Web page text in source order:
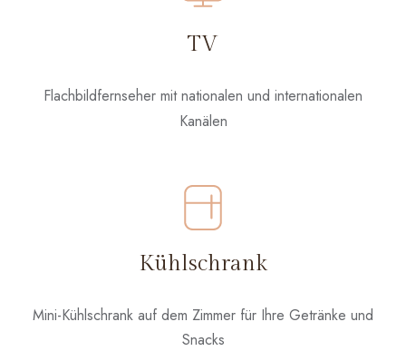
TV
Flachbildfernseher mit nationalen und internationalen
Kanälen
Kühlschrank
Mini-Kühlschrank auf dem Zimmer für Ihre Getränke und
Snacks